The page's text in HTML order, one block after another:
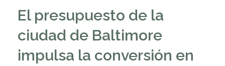
El presupuesto de la
ciudad de Baltimore
impulsa la conversión en